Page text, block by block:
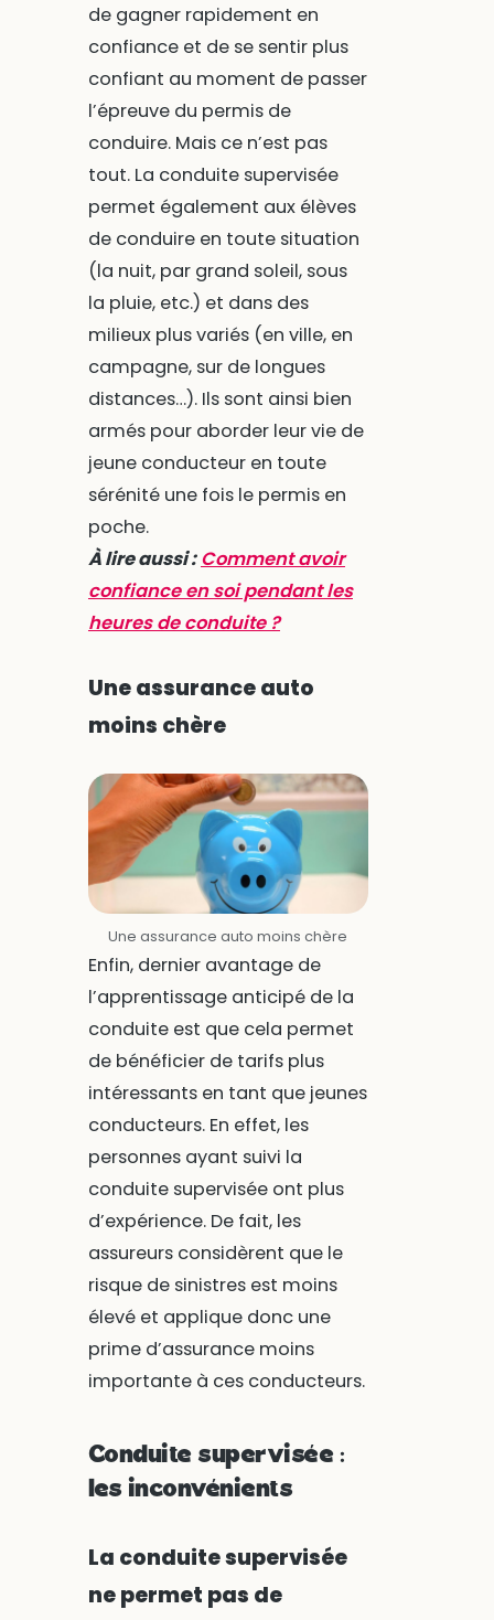
de gagner rapidement en
confiance et de se sentir plus
confiant au moment de passer
l’épreuve du permis de
conduire. Mais ce n’est pas
tout. La conduite supervisée
permet également aux élèves
de conduire en toute situation
(la nuit, par grand soleil, sous
la pluie, etc.) et dans des
milieux plus variés (en ville, en
campagne, sur de longues
distances…). Ils sont ainsi bien
armés pour aborder leur vie de
jeune conducteur en toute
sérénité une fois le permis en
poche.
À lire aussi : Comment avoir
confiance en soi pendant les
heures de conduite ?
Une assurance auto
moins chère
Une assurance auto moins chère
Enfin, dernier avantage de
l’apprentissage anticipé de la
conduite est que cela permet
de bénéficier de tarifs plus
intéressants en tant que jeunes
conducteurs. En effet, les
personnes ayant suivi la
conduite supervisée ont plus
d’expérience. De fait, les
assureurs considèrent que le
risque de sinistres est moins
élevé et applique donc une
prime d’assurance moins
importante à ces conducteurs.
Conduite supervisée :
les inconvénients
La conduite supervisée
ne permet pas de